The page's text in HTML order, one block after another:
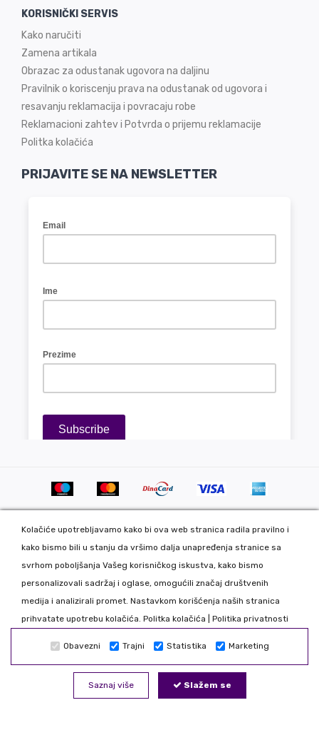
Kolačiće upotrebljavamo kako bi ova web stranica radila pravilno i
kako bismo bili u stanju da vršimo dalja unapređenja stranice sa
svrhom poboljšanja Vašeg korisničkog iskustva, kako bismo
personalizovali sadržaj i oglase, omogućili značaj društvenih
medija i analizirali promet. Nastavkom korišćenja naših stranica
prihvatate upotrebu kolačića. Politka kolačića Politika privatnosti
Obavezni Trajni Statistika Marketing
Saznaj više Slažem se
KORISNIČKI SERVIS
Kako naručiti
Zamena artikala
Obrazac za odustanak ugovora na daljinu
Pravilnik o koriscenju prava na odustanak od ugovora i
resavanju reklamacija i povracaju robe
Reklamacioni zahtev i Potvrda o prijemu reklamacije
Politka kolačića
PRIJAVITE SE NA NEWSLETTER
Copyright 2020 DekorDom Group DOO. All Rights Reserved. Web
development: CMS by Global Webmasters -
Izrada internet prodavniceiSEObywww.wbsdigital.com
isključivo u našoj kompaniji tako da možete biti bezbedni da Vaše